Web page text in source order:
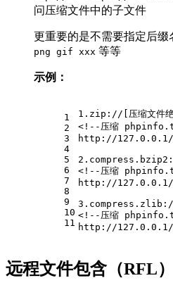
问压缩文件中的子文件
更重要的是不需要指定后缀
png gif xxx 等等
示例：
1
2
3
4
5
6
7
8
9
10
11
1.zip://[压缩文件绝
<!--压缩
http://127.0.0.1/
<!--压缩
http://127.0.0.1/
<!--压缩
http://127.0.0.1/
远程文件包含（RFL）